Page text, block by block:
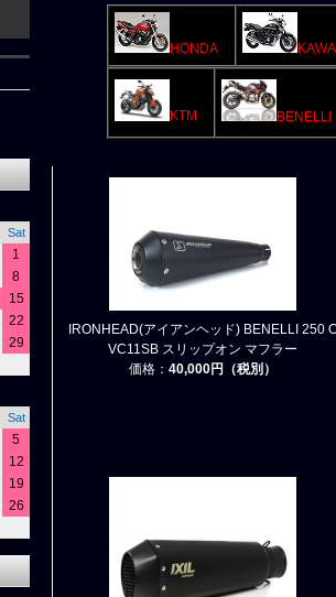
HONDA
KTM BENELLI
IRONHEAD(アイアンヘッド) BENELLI 250
VC11SB スリップオン マフラー
価格： 40,000円（税別）
Sat
1
8
15
22
29
Sat
5
12
19
26